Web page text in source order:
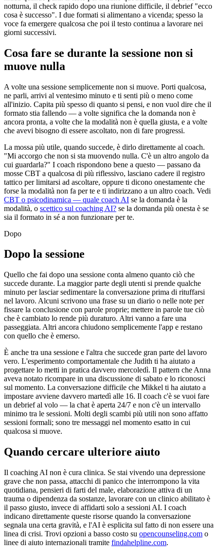
notturna, il check rapido dopo una riunione difficile, il debrief "ecco
cosa è successo". I due formati si alimentano a vicenda; spesso la
voce fa emergere qualcosa che poi il testo continua a lavorare nei
giorni successivi.
Cosa fare se durante la sessione non si
muove nulla
A volte una sessione semplicemente non si muove. Porti qualcosa,
ne parli, arrivi al ventesimo minuto e ti senti più o meno come
all'inizio. Capita più spesso di quanto si pensi, e non vuol dire che il
formato stia fallendo — a volte significa che la domanda non è
ancora pronta, a volte che la modalità non è quella giusta, e a volte
che avevi bisogno di essere ascoltato, non di fare progressi.
La mossa più utile, quando succede, è dirlo direttamente al coach.
"Mi accorgo che non si sta muovendo nulla. C'è un altro angolo da
cui guardarla?" I coach rispondono bene a questo — passano da
mosse CBT a qualcosa di più riflessivo, lasciano cadere il registro
tattico per limitarsi ad ascoltare, oppure ti dicono onestamente che
forse la modalità non fa per te e ti indirizzano a un altro coach. Vedi
CBT o psicodinamica — quale coach AI se la domanda è la
modalità, o scettico sul coaching AI? se la domanda più onesta è se
sia il formato in sé a non funzionare per te.
Dopo
Dopo la sessione
Quello che fai dopo una sessione conta almeno quanto ciò che
succede durante. La maggior parte degli utenti si prende qualche
minuto per lasciar sedimentare la conversazione prima di rituffarsi
nel lavoro. Alcuni scrivono una frase su un diario o nelle note per
fissare la conclusione con parole proprie; mettere in parole tue ciò
che è cambiato lo rende più duraturo. Altri vanno a fare una
passeggiata. Altri ancora chiudono semplicemente l'app e restano
con quello che è emerso.
È anche tra una sessione e l'altra che succede gran parte del lavoro
vero. L'esperimento comportamentale che Judith ti ha aiutato a
progettare lo metti in pratica davvero mercoledì. Il pattern che Anna
aveva notato ricompare in una discussione di sabato e lo riconosci
sul momento. La conversazione difficile che Mikkel ti ha aiutato a
impostare avviene davvero martedì alle 16. Il coach c'è se vuoi fare
un debrief al volo — la chat è aperta 24/7 e non c'è un intervallo
minimo tra le sessioni. Molti degli scambi più utili non sono affatto
sessioni formali; sono tre messaggi nel momento esatto in cui
qualcosa si muove.
Quando cercare ulteriore aiuto
Il coaching AI non è cura clinica. Se stai vivendo una depressione
grave che non passa, attacchi di panico che interrompono la vita
quotidiana, pensieri di farti del male, elaborazione attiva di un
trauma o dipendenza da sostanze, lavorare con un clinico abilitato è
il passo giusto, invece di affidarti solo a sessioni AI. I coach
indicano direttamente queste risorse quando la conversazione
segnala una certa gravità, e l'AI è esplicita sul fatto di non essere una
linea di crisi. Trovi opzioni a basso costo su opencounseling.com o
linee di aiuto internazionali tramite findahelpline.com.